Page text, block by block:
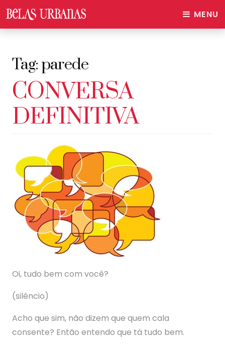
MENU
Tag:parede
CONVERSA
DEFINITIVA
Oi, tudo bem com você?
(silêncio)
Acho que sim, não dizem que quem cala
consente? Então entendo que tá tudo bem.